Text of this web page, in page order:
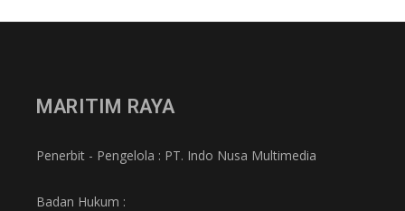
MARITIM RAYA
Penerbit - Pengelola : PT. Indo Nusa Multimedia
Badan Hukum :